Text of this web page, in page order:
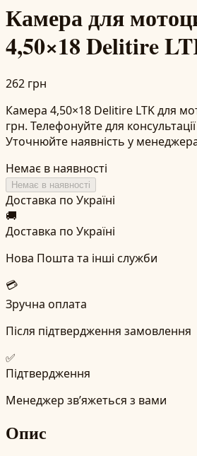
Камера для
4,50×18 Delitire
262 грн
Камера 4,50×18 Delitire LTK для
грн. Телефонуйте для
Уточнюйте наявність у
Немає в наявності
Немає в наявності
Доставка по Україні
🚚
Доставка по Україні
Нова Пошта та інші служби
💳
Зручна оплата
Після підтвердження замовлення
✅
Підтвердження
Менеджер зв’яжеться з вами
Опис